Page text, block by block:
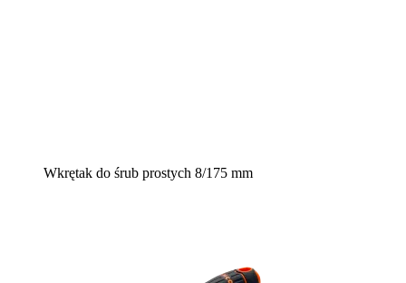
Wkrętak do śrub prostych 8/175 mm